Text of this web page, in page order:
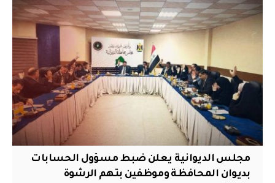
مجلس الديوانية يعلن ضبط مسؤول الحسابات
بديوان المحافظة وموظفين بتهم الرشوة